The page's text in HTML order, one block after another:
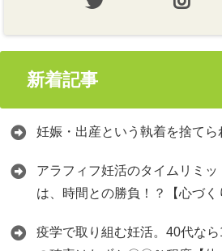
新着記事
妊娠・出産という執着を捨てら
アラフィフ妊活のタイムリミ
は、時間との勝負！？【心づく
疫学で取り組む妊活。40代な